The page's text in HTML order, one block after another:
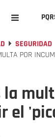
SEGURIDAD
POR
la
el